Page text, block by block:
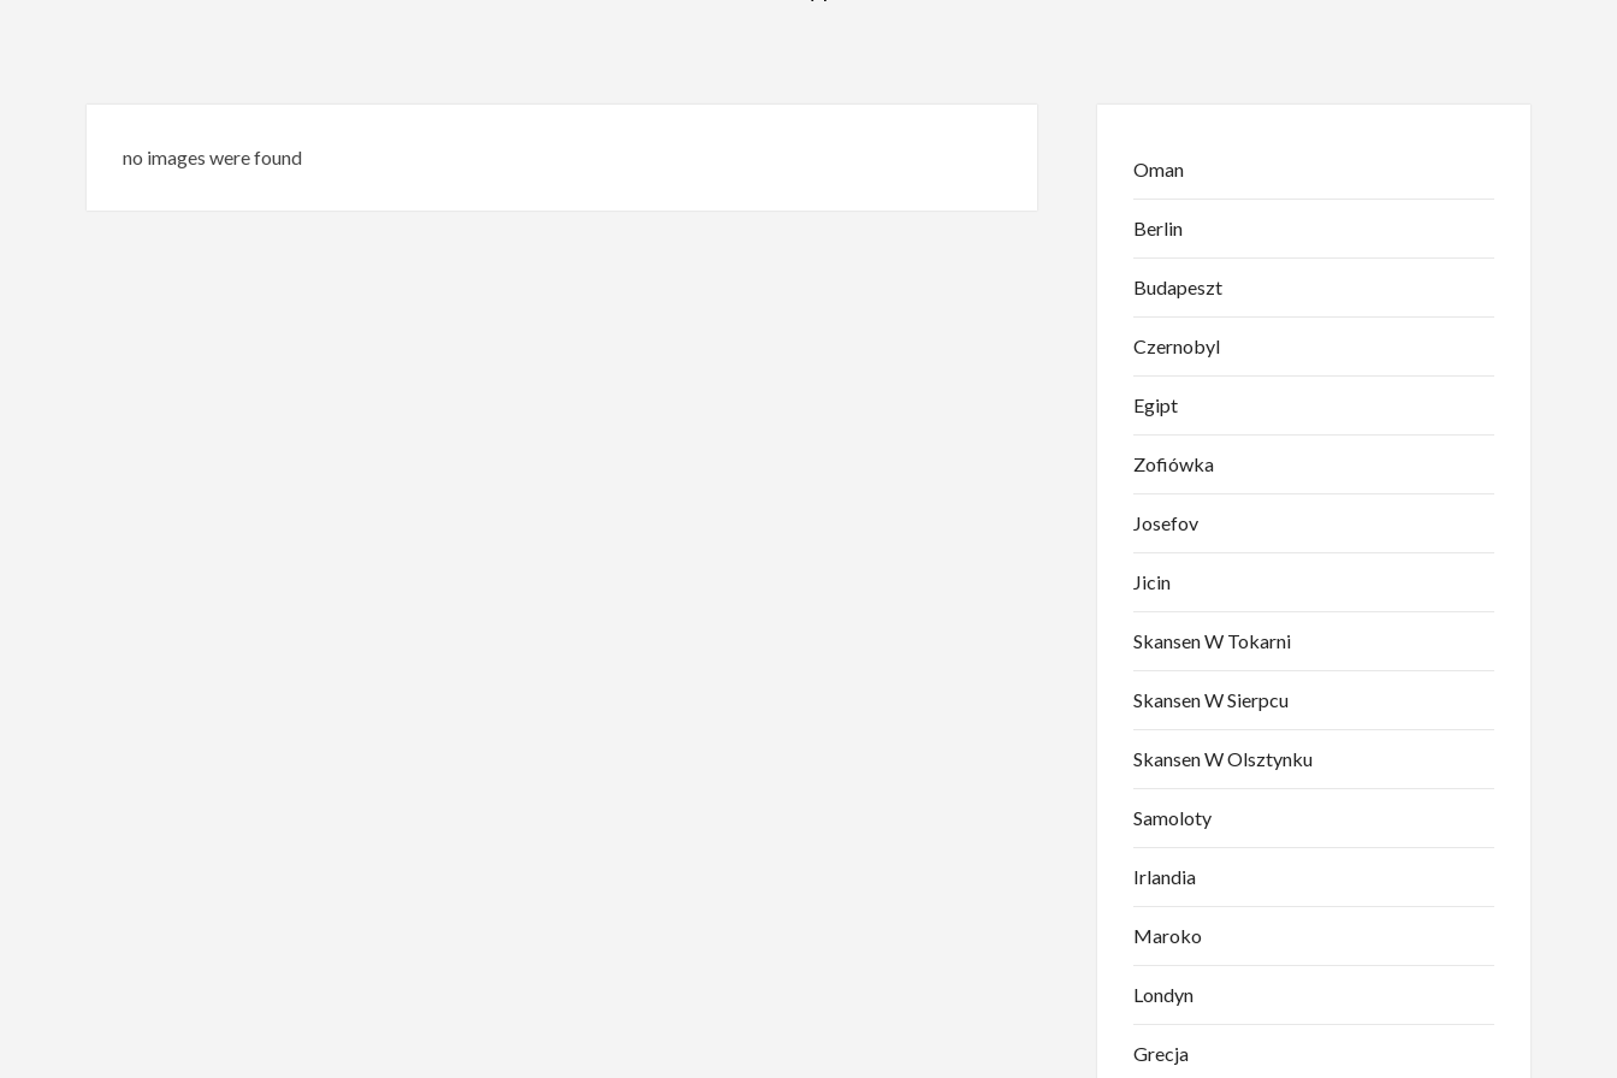
no images were found
Oman
Berlin
Budapeszt
Czernobyl
Egipt
Zofiówka
Josefov
Jicin
Skansen W Tokarni
Skansen W Sierpcu
Skansen W Olsztynku
Samoloty
Irlandia
Maroko
Londyn
Grecja